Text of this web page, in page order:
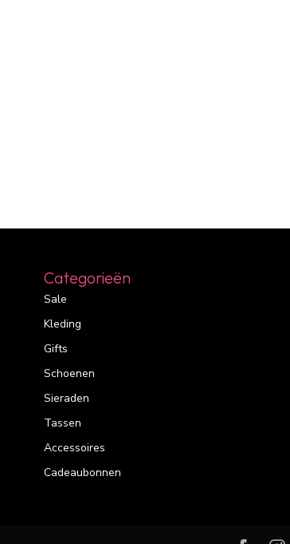
Categorieën
Sale
Kleding
Gifts
Schoenen
Sieraden
Tassen
Accessoires
Cadeaubonnen